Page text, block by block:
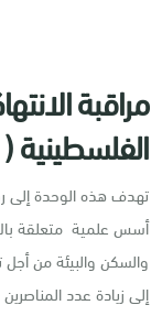
مراقبة
الفلسطينية (
تهدف هذه الوحدة إلى
أسس علمية متعلقة
والسكن والبيئة من أجل
إلى زيادة عدد